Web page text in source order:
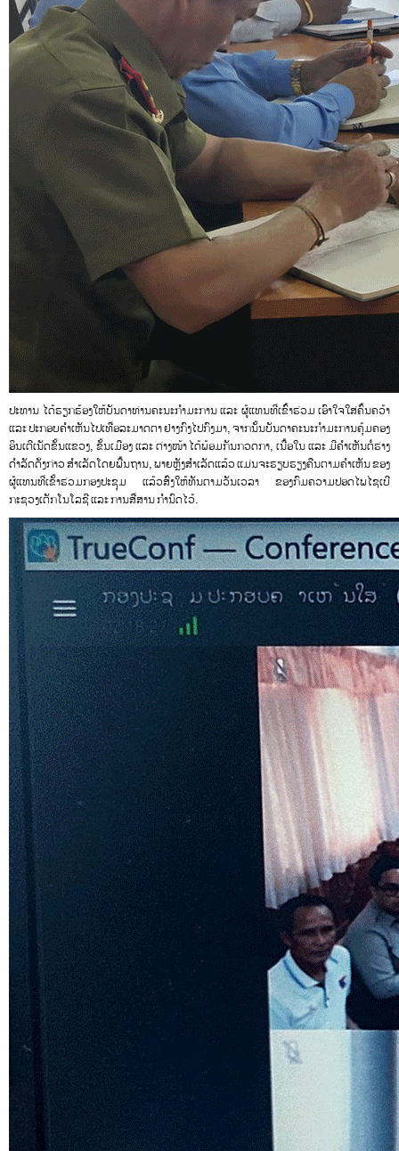
ປະທານ ໄດ້ຮຽກຮ້ອງໃຫ້ບັນດາທ່ານຄະນະກຳມະການ ແລະ ຜູ້ແທນທີ່ເຂົ້າຮ່ວມ ເອົາໃຈໃສ່ຄົ້ນຄວ້າ
ແລະ ປະກອບຄໍາເຫັນໄປເທື່ອລະມາດຕາ ຢ່າງກົງໄປກົງມາ, ຈາກນັ້ນບັນດາຄະນະກຳມະການຄຸ້ມຄອງ
ອິນເຕີເນັດຂັ້ນແຂວງ, ຂັ້ນເມືອງ ແລະ ຕ່າງໜ້າ ໄດ້ພ້ອມກັນກວດກາ, ເນື້ອໃນ ແລະ ມີຄໍາເຫັນຕໍ່ຮ່າງ
ດໍາລັດດັ່ງກ່າວ ສຳເລັດໂດຍພື້ນຖານ, ພາຍຫຼັງສຳເລັດແລ້ວ ແມ່ນຈະຮຽບຮຽງຄືນຕາມຄໍາເຫັນ ຂອງ
ຜູ້ແທນທີ່ເຂັ້າຮ່ວມກອງປະຊຸມ ແລ້ວສົ່ງໃຫ້ທັນຕາມວັນເວລາ ຂອງກົມຄວາມປອດໄພໄຊເບີ
ກະຊວງເຕັກໂນໂລຊີ ແລະ ການສື່ສານ ກໍານົດໄວ້.